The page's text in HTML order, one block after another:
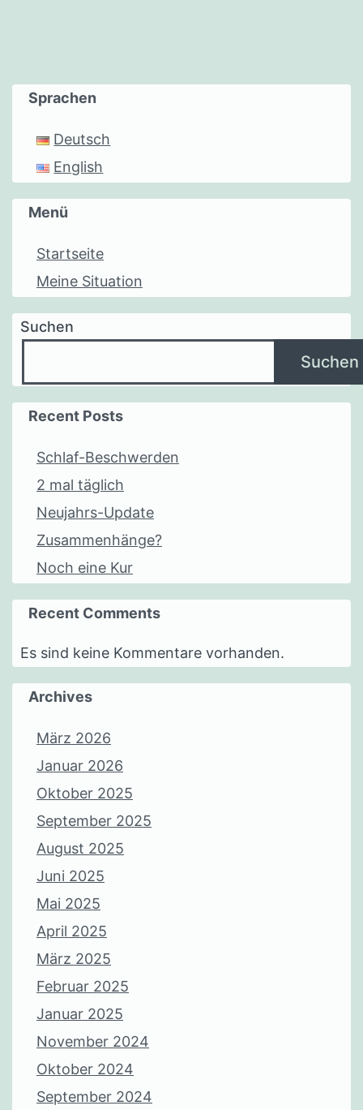
Sprachen
Deutsch
English
Menü
Startseite
Meine Situation
Suchen
Suchen
Recent Posts
Schlaf-Beschwerden
2 mal täglich
Neujahrs-Update
Zusammenhänge?
Noch eine Kur
Recent Comments
Es sind keine Kommentare vorhanden.
Archives
März 2026
Januar 2026
Oktober 2025
September 2025
August 2025
Juni 2025
Mai 2025
April 2025
März 2025
Februar 2025
Januar 2025
November 2024
Oktober 2024
September 2024